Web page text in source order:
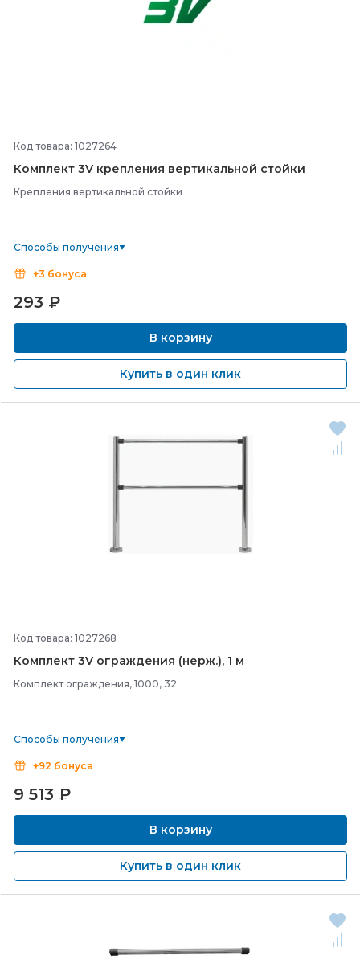
Код товара: 1027264
Комплект 3V крепления вертикальной стойки
Крепления вертикальной стойки
Способы получения
+3 бонуса
293 ₽
В корзину
Купить в один клик
Код товара: 1027268
Комплект 3V ограждения (нерж.), 1 м
Комплект ограждения, 1000, 32
Способы получения
+92 бонуса
9 513 ₽
В корзину
Купить в один клик